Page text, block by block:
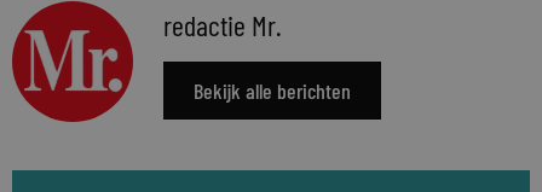
redactie Mr.
Bekijk alle berichten